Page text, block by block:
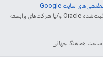
خطمشی‌های سایت Google
مراجعه کنید. جاوا علامت تجاری ثبت‌شده Oracle و/یا شرکت‌های وابسته